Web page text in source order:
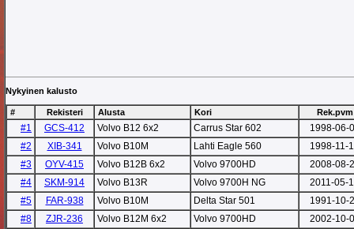
Nykyinen kalusto
# Rekisteri Alusta Kori Rek.pvm
#1 GCS-412 Volvo B12 6x2 Carrus Star 602
1998-06-
#2
XIB-341 Volvo B10M Lahti Eagle 560
1998-11-
#3
OYV-415 Volvo B12B 6x2 Volvo 9700HD
2008-08-
#4
SKM-914 Volvo B13R Volvo 9700H NG
2011-05-
#5
FAR-938 Volvo B10M Delta Star 501
1991-10-
#8
ZJR-236 Volvo B12M 6x2 Volvo 9700HD
2002-10-